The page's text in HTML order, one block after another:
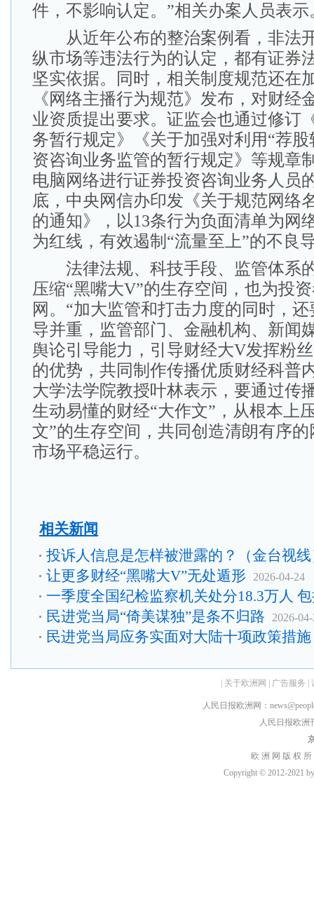
件，不影响认定。”相关办案人员表示
从近年公布的整治案例看，非法
纵市场等违法行为的认定，都有证券
坚实依据。同时，相关制度规范还在
《网络主播行为规范》发布，对财经
业资质提出要求。证监会也通过修订
务暂行规定》《关于加强对利用“荐
资咨询业务监管的暂行规定》等规章
电脑网络进行证券投资咨询业务人员
底，中央网信办印发《关于规范网络
的通知》，以13条行为负面清单为网
为红线，有效遏制“流量至上”的不良
法律法规、科技手段、监管体系
压缩“黑嘴大V”的生存空间，也为投
网。“加大监管和打击力度的同时，
导并重，监管部门、金融机构、新闻
舆论引导能力，引导财经大V发挥粉
的优势，共同制作传播优质财经科普
大学法学院教授叶林表示，要通过传
生动易懂的财经“大作文”，从根本上
文”的生存空间，共同创造清朗有序
市场平稳运行。
相关新闻
投诉人信息是怎样被泄露的？（金台视
让更多财经“黑嘴大V”无处遁形 2026-04-24
一季度全国纪检监察机关处分18.3万人
民进党当局“倚美谋独”是条不归路 2026-
民进党当局应务实面对大陆十项政策措施
关于欧洲网 广告服务
人民日报欧洲网：
人民日报欧洲
欧 洲 网 版 权
Copyright © 2012-2021